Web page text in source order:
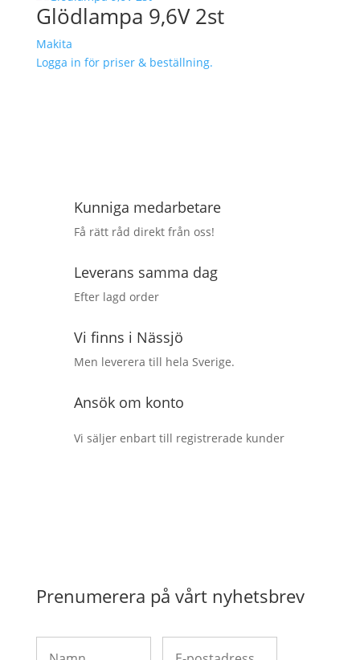
Glödlampa 9,6V 2st
Makita
Logga in för priser & beställning.
Kunniga medarbetare
Få rätt råd direkt från oss!
Leverans samma dag
Efter lagd order
Vi finns i Nässjö
Men leverera till hela Sverige.
Ansök om konto
Vi säljer enbart till registrerade kunder
Prenumerera på vårt nyhetsbrev